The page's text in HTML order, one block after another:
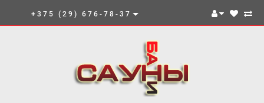
+375 (29) 676-78-37